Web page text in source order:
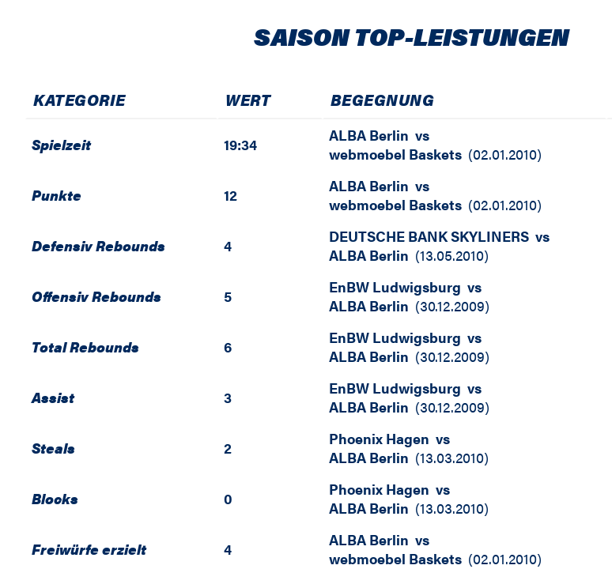
SAISON TOP-LEISTUNGEN
KATEGORIE WERT BEGEGNUNG
Spielzeit 19:34 ALBA Berlin vs
webmoebel Baskets (02.01.2010)
Punkte 12 ALBA Berlin vs
webmoebel Baskets (02.01.2010)
Defensiv Rebounds 4 DEUTSCHE BANK SKYLINERS vs
ALBA Berlin (13.05.2010)
Offensiv Rebounds 5 EnBW Ludwigsburg vs
ALBA Berlin (30.12.2009)
Total Rebounds 6 EnBW Ludwigsburg vs
ALBA Berlin (30.12.2009)
Assist 3 EnBW Ludwigsburg vs
ALBA Berlin (30.12.2009)
Steals 2 Phoenix Hagen vs
ALBA Berlin (13.03.2010)
Blocks 0 Phoenix Hagen vs
ALBA Berlin (13.03.2010)
Freiwürfe erzielt 4 ALBA Berlin vs
webmoebel Baskets (02.01.2010)